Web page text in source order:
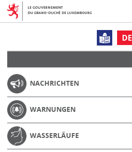
DE
NACHRICHTEN
WARNUNGEN
WASSERLÄUFE